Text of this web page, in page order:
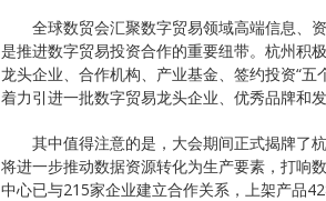
全球数贸会汇聚数字贸易领域高端信息、
是推进数字贸易投资合作的重要纽带。杭州积
龙头企业、合作机构、产业基金、签约投资“五
着力引进一批数字贸易龙头企业、优秀品牌和
其中值得注意的是，大会期间正式揭牌了
将进一步推动数据资源转化为生产要素，打响
中心已与215家企业建立合作关系，上架产品